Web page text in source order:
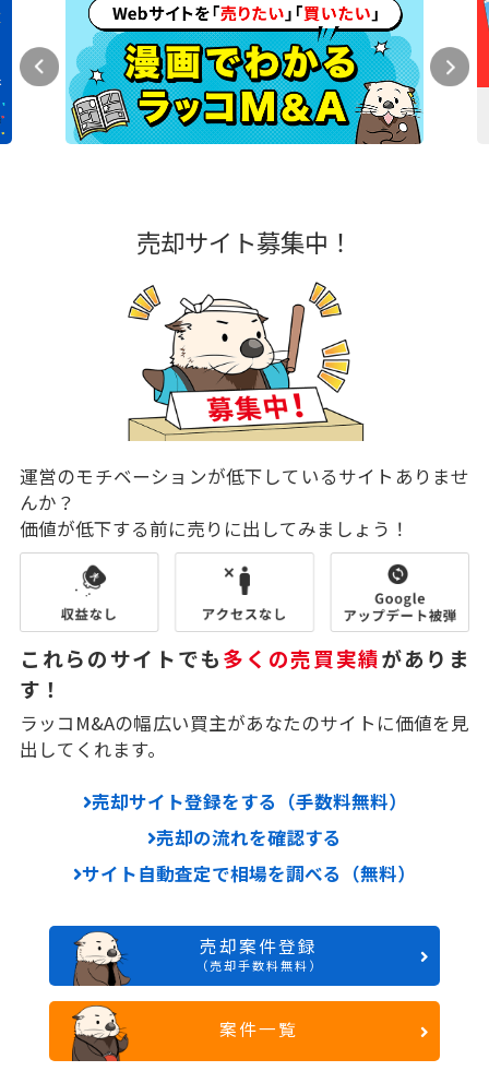
売却サイト募集中！
運営のモチベーションが低下しているサイトありませ
んか？
価値が低下する前に売りに出してみましょう！
これらのサイトでも多くの売買実績がありま
す！
ラッコM&Aの幅広い買主があなたのサイトに価値を見
出してくれます。
売却サイト登録をする（手数料無料）
売却の流れを確認する
サイト自動査定で相場を調べる（無料）
売却案件登録
（売却手数料無料）
案件一覧